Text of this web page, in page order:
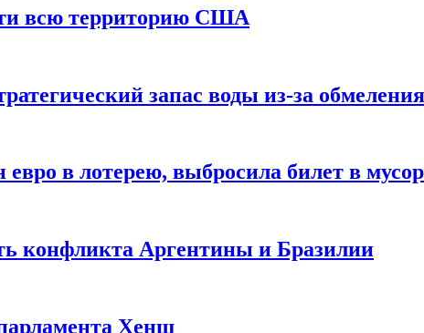
всю территорию США
запас воды из-за
в лотерею, выбросила билет в
конфликта Аргентины и Бразилии
Хенш